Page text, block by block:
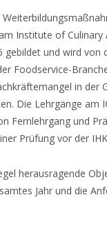
Institute of Culinary
gebildet und wird von
Foodservice-
in der
Die Lehrgänge am
Fernlehrgang und
Prüfung vor der
herausragende
Jahr und die